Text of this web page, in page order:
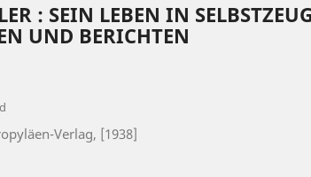
: SEIN LEBEN IN
UND BERICHTEN
Verlag, [1938]